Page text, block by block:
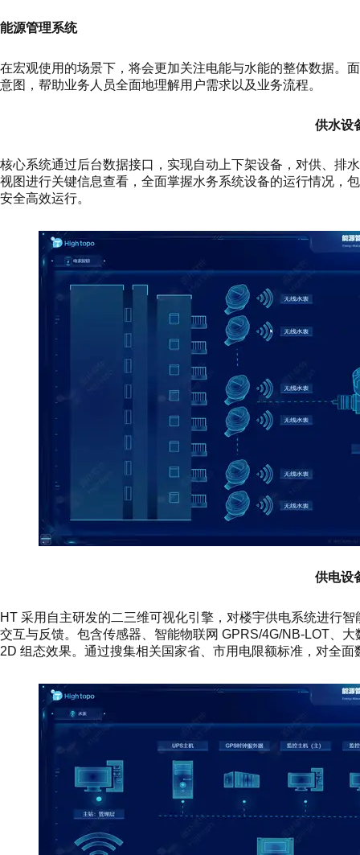
能源管理系统
在宏观使用的场景下，将会更加关注电能与水能的整体数据。
意图，帮助业务人员全面地理解用户需求以及业务流程。
供水设
核心系统通过后台数据接口，实现自动上下架设备，对供、排
视图进行关键信息查看，全面掌握水务系统设备的运行情况，
安全高效运行。
供电设
HT 采用自主研发的二三维可视化引擎，对楼宇供电系统进行
交互与反馈。包含传感器、智能物联网 GPRS/4G/NB-LOT、
2D 组态效果。通过搜集相关国家省、市用电限额标准，对全